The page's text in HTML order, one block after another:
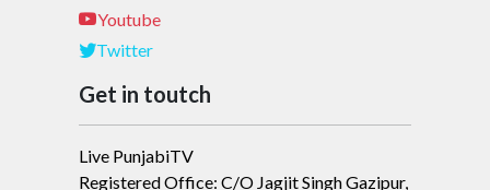
Youtube
Twitter
Get in toutch
Live PunjabiTV
Registered Office: C/O Jagjit Singh Gazipur,